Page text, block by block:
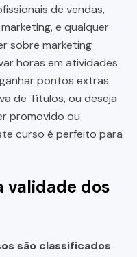
de vendas,
e qualquer
sobre marketing
horas em atividades
pontos extras
de Títulos, ou deseja
promovido ou
curso é perfeito para
validade dos
são classificados